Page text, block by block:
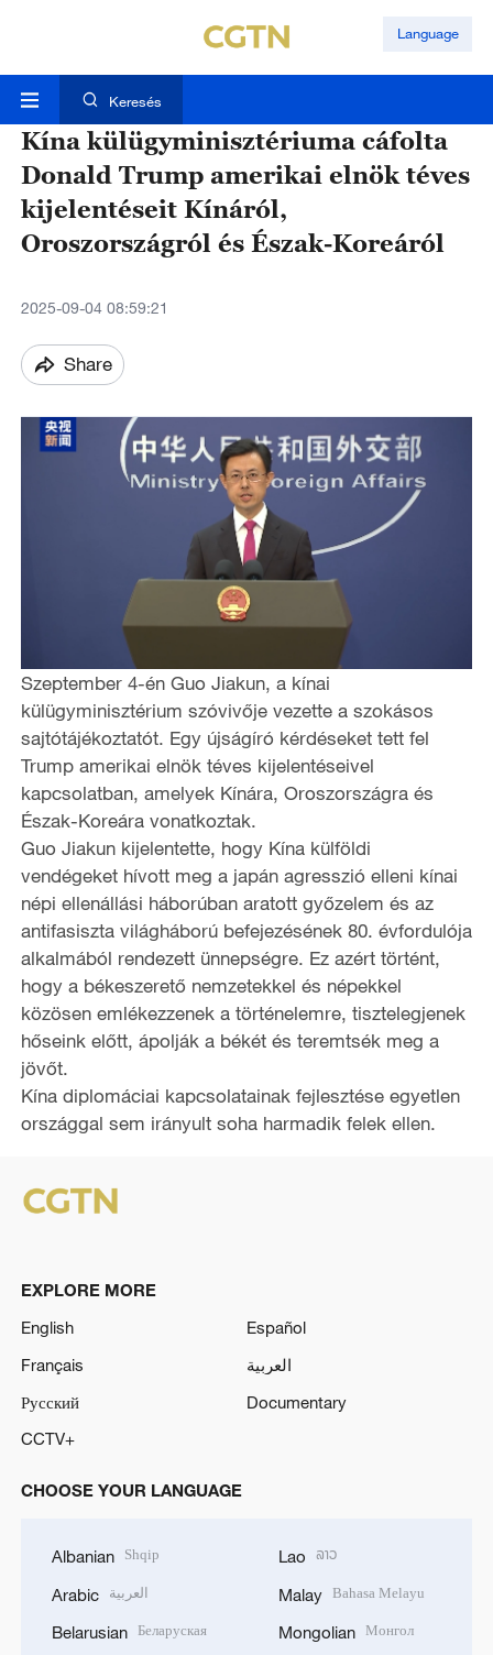
Language
Keresés
Kína külügyminisztériuma cáfolta
Donald Trump amerikai elnök téves
kijelentéseit Kínáról,
Oroszországról és Észak-Koreáról
2025-09-04 08:59:21
Share
Szeptember 4-én Guo Jiakun, a kínai
külügyminisztérium szóvivője vezette a szokásos
sajtótájékoztatót. Egy újságíró kérdéseket tett fel
Trump amerikai elnök téves kijelentéseivel
kapcsolatban, amelyek Kínára, Oroszországra és
Észak-Koreára vonatkoztak.
Guo Jiakun kijelentette, hogy Kína külföldi
vendégeket hívott meg a japán agresszió elleni kínai
népi ellenállási háborúban aratott győzelem és az
antifasiszta világháború befejezésének 80. évfordulója
alkalmából rendezett ünnepségre. Ez azért történt,
hogy a békeszerető nemzetekkel és népekkel
közösen emlékezzenek a történelemre, tisztelegjenek
hőseink előtt, ápolják a békét és teremtsék meg a
jövőt.
Kína diplomáciai kapcsolatainak fejlesztése egyetlen
országgal sem irányult soha harmadik felek ellen.
EXPLORE MORE
English
Español
Français
العربية
Русский
Documentary
CCTV+
CHOOSE YOUR LANGUAGE
Albanian Shqip
Arabic العربية
Belarusian Беларуская
Lao ລາວ
Malay Bahasa Melayu
Mongolian Монгол